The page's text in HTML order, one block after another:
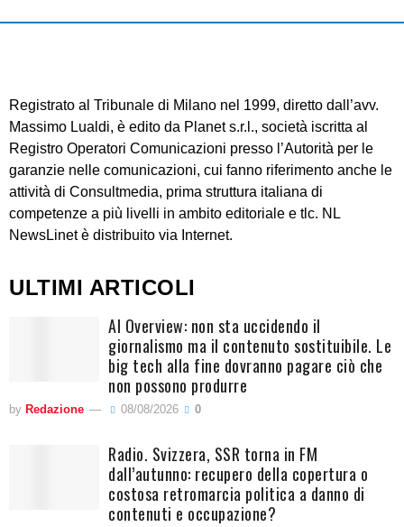
Registrato al Tribunale di Milano nel 1999, diretto dall’avv.
Massimo Lualdi, è edito da Planet s.r.l., società iscritta al
Registro Operatori Comunicazioni presso l’Autorità per le
garanzie nelle comunicazioni, cui fanno riferimento anche le
attività di Consultmedia, prima struttura italiana di
competenze a più livelli in ambito editoriale e tlc. NL
NewsLinet è distribuito via Internet.
ULTIMI ARTICOLI
AI Overview: non sta uccidendo il
giornalismo ma il contenuto sostituibile. Le
big tech alla fine dovranno pagare ciò che
non possono produrre
by Redazione 08/08/2026 0
Radio. Svizzera, SSR torna in FM
dall’autunno: recupero della copertura o
costosa retromarcia politica a danno di
contenuti e occupazione?